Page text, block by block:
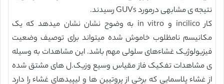
نتیجه ی مشابهی درمورد GUVs رسیدند.
کار incilico و in vitro به وضوح نشان نشان میدهد که یک
مکانیسم نامظلوب خاموش شده میتواند برای توصیف وضعیت
فیزیولوژیک غشاءهای سلولی مهم باشد. این مشاهدات به وسیله
ی مشاهدات تفکیک فاز مقیاس وسیع وزیک.ل های مشتق شده
از غشاء پلاسمایی که برخی از پروتیین ها و لیپیدهای غشاء را دارد